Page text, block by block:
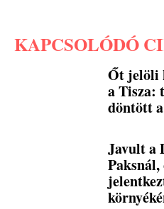
KAPCSOLÓDÓ
Őt jelöli
a Tisza:
döntött
Javult a